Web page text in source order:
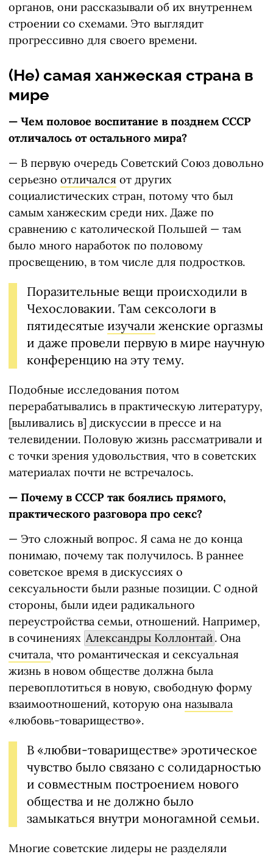
органов, они рассказывали об их внутреннем
строении со схемами. Это выглядит
прогрессивно для своего времени.
(Не) самая ханжеская страна в
мире
— Чем половое воспитание в позднем СССР
отличалось от остального мира?
— В первую очередь Советский Союз довольно
серьезно отличался от других
социалистических стран, потому что был
самым ханжеским среди них. Даже по
сравнению с католической Польшей — там
было много наработок по половому
просвещению, в том числе для подростков.
Поразительные вещи происходили в
Чехословакии. Там сексологи в
пятидесятые изучали женские оргазмы
и даже провели первую в мире научную
конференцию на эту тему.
Подобные исследования потом
перерабатывались в практическую литературу,
[выливались в] дискуссии в прессе и на
телевидении. Половую жизнь рассматривали и
с точки зрения удовольствия, что в советских
материалах почти не встречалось.
— Почему в СССР так боялись прямого,
практического разговора про секс?
— Это сложный вопрос. Я сама не до конца
понимаю, почему так получилось. В раннее
советское время в дискуссиях о
сексуальности были разные позиции. С одной
стороны, были идеи радикального
переустройства семьи, отношений. Например,
в сочинениях Александры Коллонтай. Она
считала, что романтическая и сексуальная
жизнь в новом обществе должна была
перевоплотиться в новую, свободную форму
взаимоотношений, которую она называла
«любовь-товарищество».
В «любви-товариществе» эротическое
чувство было связано с солидарностью
и совместным построением нового
общества и не должно было
замыкаться внутри моногамной семьи.
Многие советские лидеры не разделяли